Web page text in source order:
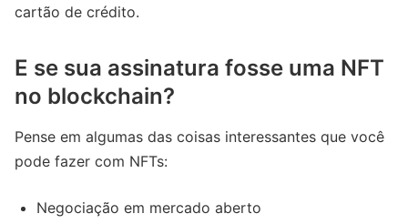
cartão de crédito.
E se sua assinatura fosse uma NFT
no blockchain?
Pense em algumas das coisas interessantes que você
pode fazer com NFTs:
Negociação em mercado aberto